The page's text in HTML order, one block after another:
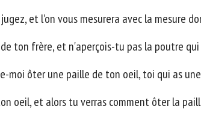
et l'on vous mesurera avec la mesure
ton frère, et n'aperçois-tu pas la poutre
moi ôter une paille de ton oeil, toi qui as
oeil, et alors tu verras comment ôter la